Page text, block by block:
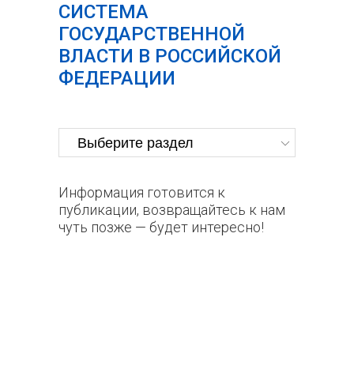
СИСТЕМА
ГОСУДАРСТВЕННОЙ
ВЛАСТИ В РОССИЙСКОЙ
ФЕДЕРАЦИИ
Информация готовится к
публикации, возвращайтесь к нам
чуть позже — будет интересно!